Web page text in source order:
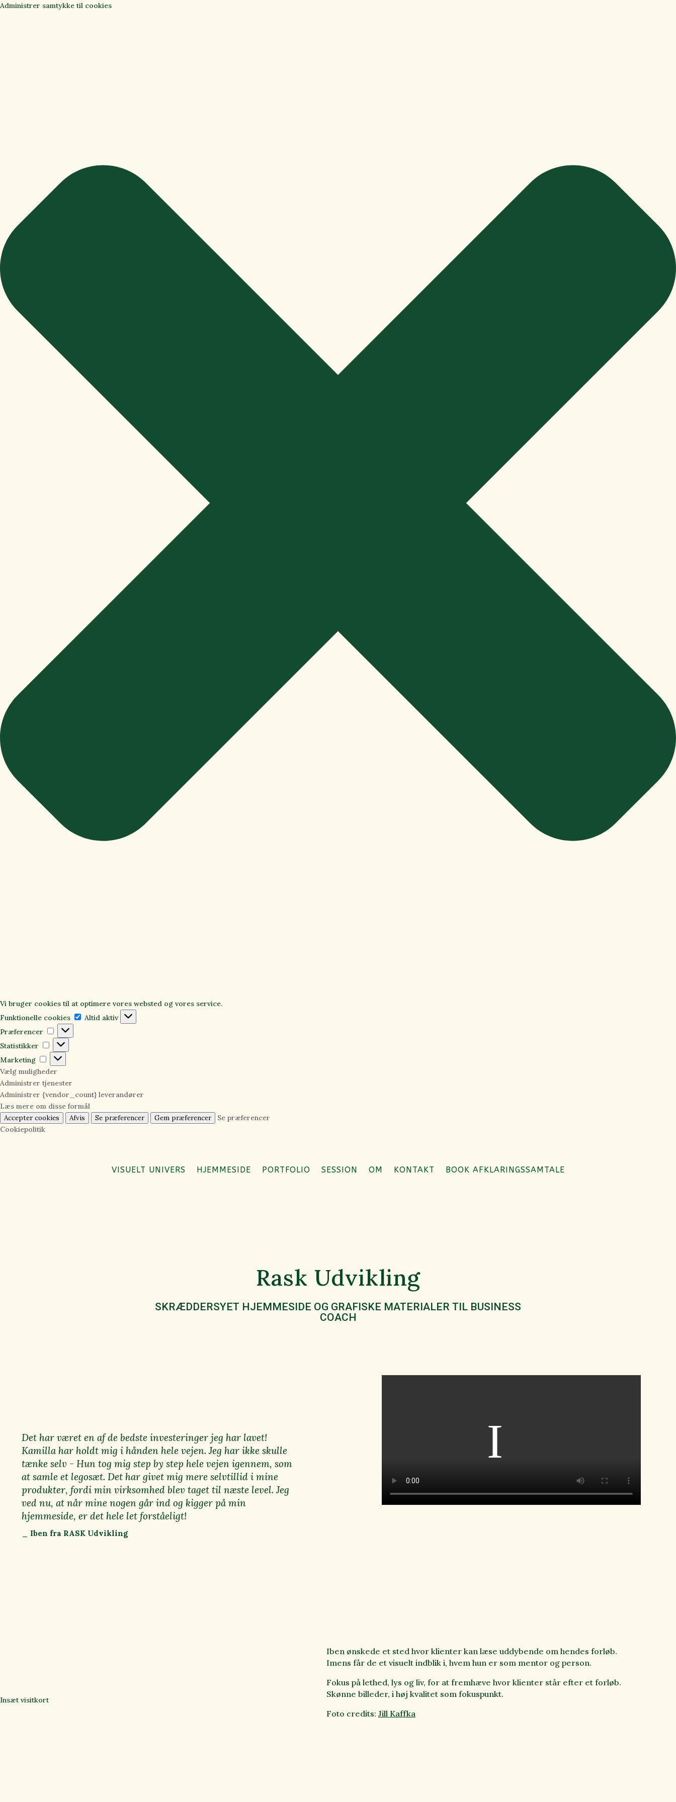
Administrer samtykke til cookies
Vi bruger cookies til at optimere vores websted og vores service.
Funktionelle cookies
Funktionelle
Altid aktiv
Præferencer
Præferencer
Statistikker
Statistikker
Marketing
Marketing
Vælg muligheder
Administrer tjenester
Administrer {vendor_count} leverandører
Læs mere om disse formål
Accepter cookies Afvis Se præferencer Gem præferencer
Se præferencer
Cookiepolitik
VISUELT UNIVERS HJEMMESIDE PORTFOLIO SESSION OM KONTAKT BOOK AFKLARINGSSAMTALE
Rask Udvikling
SKRÆDDERSYET HJEMMESIDE OG GRAFISKE MATERIALER TIL BUSINESS
COACH
Det har været en af de bedste investeringer jeg har lavet!
Kamilla har holdt mig i hånden hele vejen. Jeg har ikke skulle
tænke selv - Hun tog mig step by step hele vejen igennem, som
at samle et legosæt. Det har givet mig mere selvtillid i mine
produkter, fordi min virksomhed blev taget til næste level. Jeg
ved nu, at når mine nogen går ind og kigger på min
hjemmeside, er det hele let forståeligt!
_ Iben fra RASK Udvikling
Insæt visitkort
Iben ønskede et sted hvor klienter kan læse uddybende om hendes forløb.
Imens får de et visuelt indblik i, hvem hun er som mentor og person.
Fokus på lethed, lys og liv, for at fremhæve hvor klienter står efter et forløb.
Skønne billeder, i høj kvalitet som fokuspunkt.
Foto credits: Jill Kaffka